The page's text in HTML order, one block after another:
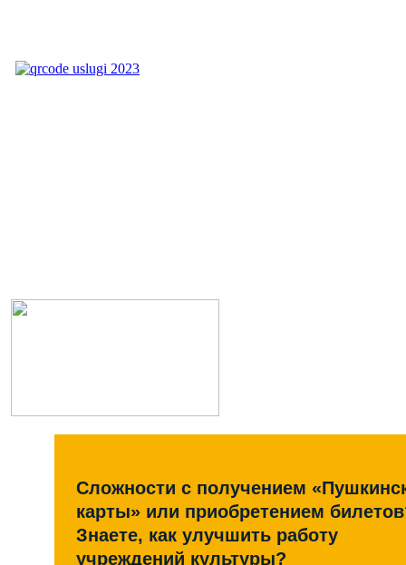
Сложности с получением
карты» или приобретением
Знаете, как улучшить работу
учреждений культуры?